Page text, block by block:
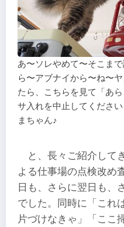
あ〜ソレやめて〜そこま
ら〜アブナイから〜ね〜
たら、こちらを見て「あ
サ入れを中止してくださ
まちゃん♪
と、長々ご紹介して
よる仕事場の点検改め
日も、さらに翌日も、
でした。同時に「これ
片づけなきゃ」「ここ